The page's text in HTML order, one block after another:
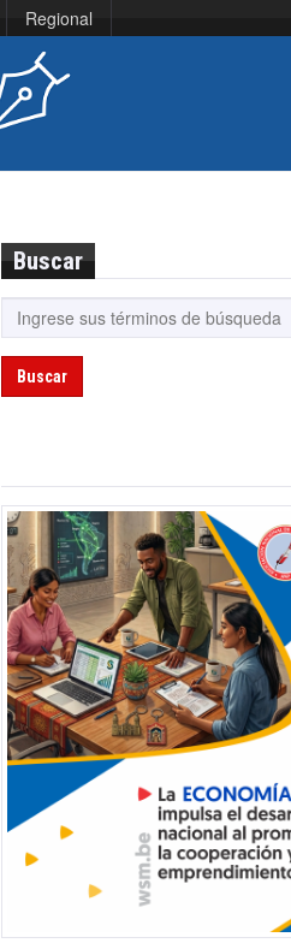
Regional
Buscar
Buscar